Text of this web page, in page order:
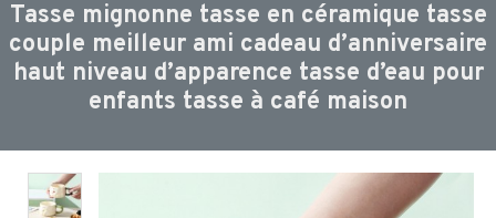
Tasse mignonne tasse en céramique tasse
couple meilleur ami cadeau d’anniversaire
haut niveau d’apparence tasse d’eau pour
enfants tasse à café maison